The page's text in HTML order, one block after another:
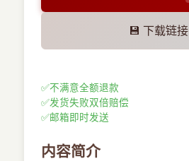
💾 下载链接
✅不满意全额退款
✅发货失败双倍赔偿
✅邮箱即时发送
内容简介